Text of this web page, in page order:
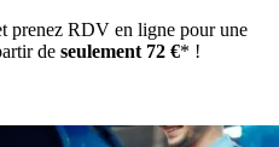
prenez RDV en ligne pour une
de seulement 72 €* !